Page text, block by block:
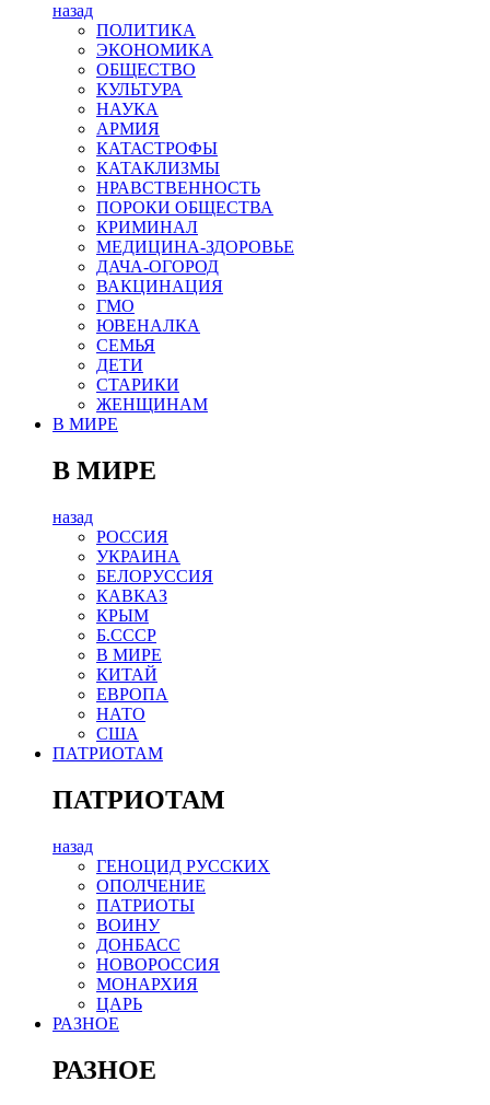
назад
ПОЛИТИКА
ЭКОНОМИКА
ОБЩЕСТВО
КУЛЬТУРА
НАУКА
АРМИЯ
КАТАСТРОФЫ
КАТАКЛИЗМЫ
НРАВСТВЕННОСТЬ
ПОРОКИ ОБЩЕСТВА
КРИМИНАЛ
МЕДИЦИНА-ЗДОРОВЬЕ
ДАЧА-ОГОРОД
ВАКЦИНАЦИЯ
ГМО
ЮВЕНАЛКА
СЕМЬЯ
ДЕТИ
СТАРИКИ
ЖЕНЩИНАМ
В МИРЕ
В МИРЕ
назад
РОСCИЯ
УКРАИНА
БЕЛОРУССИЯ
КАВКАЗ
КРЫМ
Б.СССР
В МИРЕ
КИТАЙ
ЕВРОПА
НАТО
США
ПАТРИОТАМ
ПАТРИОТАМ
назад
ГЕНОЦИД РУССКИХ
ОПОЛЧЕНИЕ
ПАТРИОТЫ
ВОИНУ
ДОНБАСС
НОВОРОССИЯ
МОНАРХИЯ
ЦАРЬ
РАЗНОЕ
РАЗНОЕ